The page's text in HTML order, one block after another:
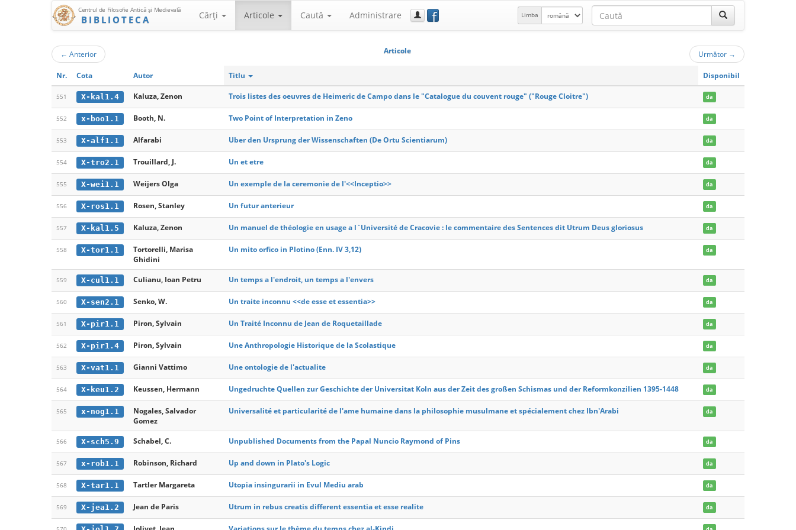
Centrul de Filosofie Antică şi Medievală
BIBLIOTECA Cărţi Articole Caută Administrare f Limba
← Anterior Articole Următor →
Nr. Cota Autor Titlu Disponibil
551 X-kal1.4 Kaluza, Zenon Trois listes des oeuvres de Heimeric de Campo dans le "Catalogue du couvent rouge" ("Rouge Cloitre") da
552 x-boo1.1 Booth, N. Two Point of Interpretation in Zeno da
553 X-alf1.1 Alfarabi Uber den Ursprung der Wissenschaften (De Ortu Scientiarum) da
554 X-tro2.1 Trouillard, J. Un et etre da
555 X-wei1.1 Weijers Olga Un exemple de la ceremonie de l'<<Inceptio>> da
556 X-ros1.1 Rosen, Stanley Un futur anterieur da
557 X-kal1.5 Kaluza, Zenon Un manuel de théologie en usage a l`Université de Cracovie : le commentaire des Sentences dit Utrum Deus gloriosus da
558 X-tor1.1
Tortorelli, Marisa
Ghidini
Un mito orfico in Plotino (Enn. IV 3,12) da
559 X-cul1.1 Culianu, Ioan Petru Un temps a l'endroit, un temps a l'envers da
560 X-sen2.1 Senko, W. Un traite inconnu <<de esse et essentia>> da
561 X-pir1.1 Piron, Sylvain Un Traité Inconnu de Jean de Roquetaillade da
562 X-pir1.4 Piron, Sylvain Une Anthropologie Historique de la Scolastique da
563 X-vat1.1 Gianni Vattimo Une ontologie de l'actualite da
564 X-keu1.2 Keussen, Hermann Ungedruchte Quellen zur Geschichte der Universitat Koln aus der Zeit des großen Schismas und der Reformkonzilien 1395-1448 da
565 x-nog1.1
Nogales, Salvador
Gomez
Universalité et particularité de l'ame humaine dans la philosophie musulmane et spécialement chez Ibn'Arabi da
566 X-sch5.9 Schabel, C. Unpublished Documents from the Papal Nuncio Raymond of Pins da
567 x-rob1.1 Robinson, Richard Up and down in Plato's Logic da
568 X-tar1.1 Tartler Margareta Utopia insingurarii in Evul Mediu arab da
569 X-jea1.2 Jean de Paris Utrum in rebus creatis different essentia et esse realite da